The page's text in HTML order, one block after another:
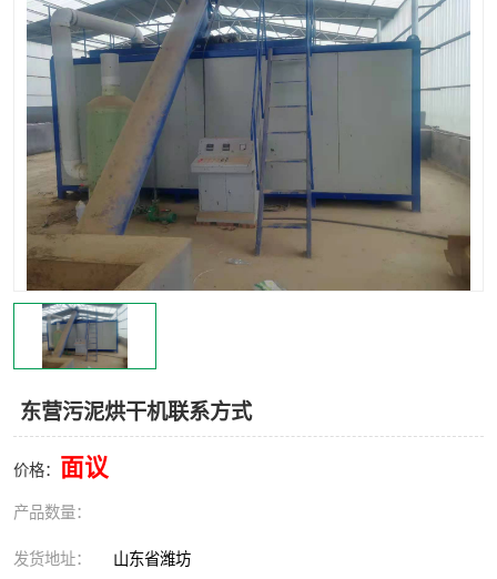
东营污泥烘干机联系方式
价格： 面议
产品数量：
发货地址： 山东省潍坊
纳米膜好氧发酵堆肥机 粪污烘干酶体机
膜式堆肥机 纳米膜发酵
膜式发酵仓 分子膜堆肥仓
分子膜发酵堆肥设备